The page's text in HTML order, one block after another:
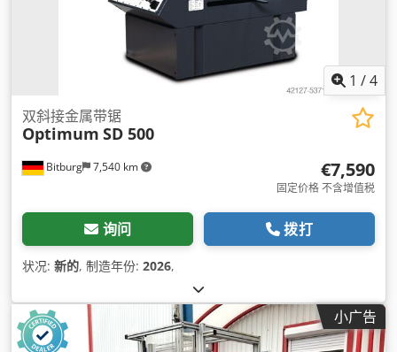
1 /4
Bitburg 7,540 km
双斜接金属带锯
Optimum SD 500
€7,590
固定价格 不含增值税
询问 拨打
状况: 新的, 制造年份: 2026,
小广告